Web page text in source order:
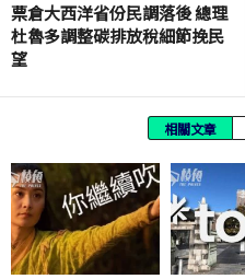
票倉大西洋省份民調落後 總理
杜魯多調整碳排放稅細節挽民
望
相關文章